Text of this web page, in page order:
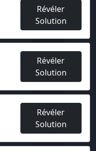
Révéler
Solution
Révéler
Solution
Révéler
Solution